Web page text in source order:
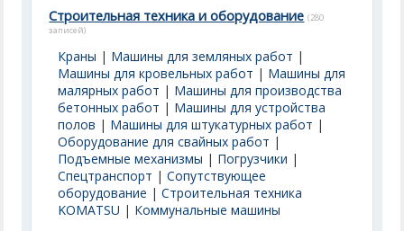
Строительная техника и оборудование (280
записей)
Краны | Машины для земляных работ |
Машины для кровельных работ | Машины для
малярных работ | Машины для производства
бетонных работ | Машины для устройства
полов | Машины для штукатурных работ |
Оборудование для свайных работ |
Подъемные механизмы | Погрузчики |
Спецтранспорт |Сопутствующее
оборудование |Строительная техника
KOMATSU | Коммунальные машины